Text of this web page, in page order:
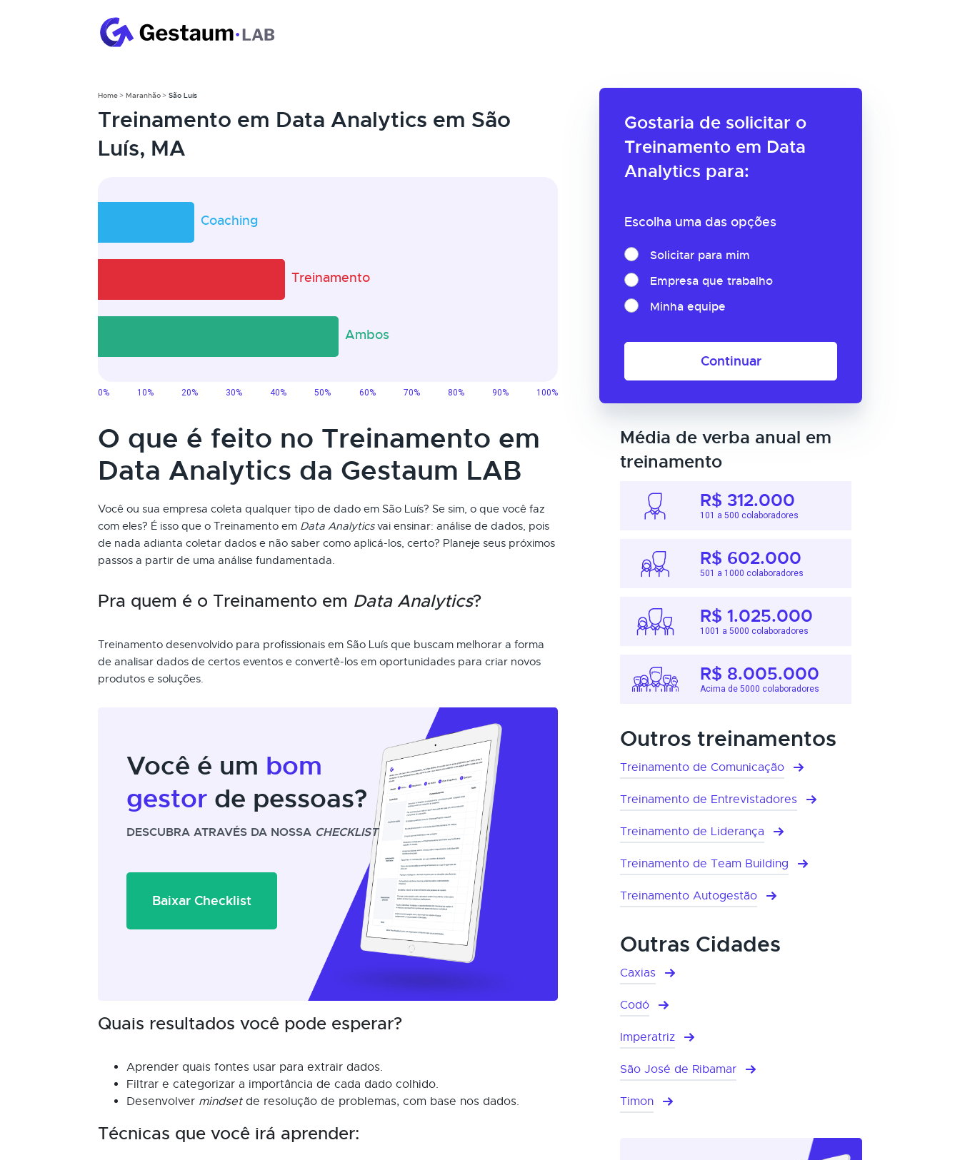
Gostaria de solicitar o
Treinamento em Data
Analytics para:
Escolha uma das opções
Solicitar para mim
Empresa que trabalho
Minha equipe
Continuar
Home Maranhão São Luís
Treinamento em Data Analytics em São
Luís, MA
O que é feito no Treinamento em
Data Analytics da Gestaum LAB
Você ou sua empresa coleta qualquer tipo de dado em São Luís? Se sim, o que você faz
com eles? É isso que o Treinamento em Data Analyticsvai ensinar: análise de dados, pois
de nada adianta coletar dados e não saber como aplicá-los, certo? Planeje seus próximos
passos a partir de uma análise fundamentada.
Pra quem é o Treinamento em Data Analytics?
Treinamento desenvolvido para profissionais em São Luís que buscam melhorar a forma
de analisar dados de certos eventos e convertê-los em oportunidades para criar novos
produtos e soluções.
Você é um bom
gestor de pessoas?
DESCUBRA ATRAVÉS DA NOSSA CHECKLIST
Baixar Checklist
Quais resultados você pode esperar?
Aprender quais fontes usar para extrair dados.
Filtrar e categorizar a importância de cada dado colhido.
Desenvolver mindsetde resolução de problemas, com base nos dados.
Técnicas que você irá aprender:
Média de verba anual em
treinamento
R$ 312.000
101 a 500 colaboradores
R$ 602.000
501 a 1000 colaboradores
R$ 1.025.000
1001 a 5000 colaboradores
R$ 8.005.000
Acima de 5000 colaboradores
Outros treinamentos
Treinamento de Comunicação
Treinamento de Entrevistadores
Treinamento de Liderança
Treinamento de Team Building
Treinamento Autogestão
Outras Cidades
Caxias
Codó
Imperatriz
São José de Ribamar
Timon